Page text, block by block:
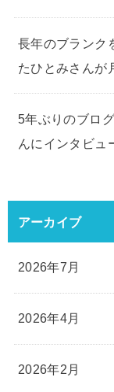
長年のブランク
たひとみさんが
5年ぶりのブロ
んにインタビュ
アーカイブ
2026年7月
2026年4月
2026年2月